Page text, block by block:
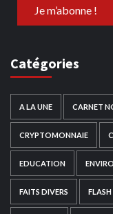
Catégories
A LA UNE CARNET
CRYPTOMONNAIE
EDUCATION
FAITS DIVERS